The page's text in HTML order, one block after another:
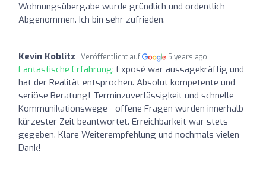
Wohnungsübergabe wurde gründlich und ordentlich
Abgenommen. Ich bin sehr zufrieden.
Kevin Koblitz Veröffentlicht auf 5 years ago
Fantastische Erfahrung: Exposé war aussagekräftig und
hat der Realität entsprochen. Absolut kompetente und
seriöse Beratung! Terminzuverlässigkeit und schnelle
Kommunikationswege - offene Fragen wurden innerhalb
kürzester Zeit beantwortet. Erreichbarkeit war stets
gegeben. Klare Weiterempfehlung und nochmals vielen
Dank!